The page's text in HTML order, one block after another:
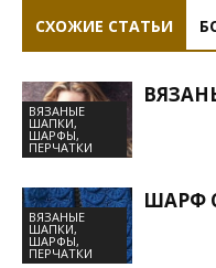
СХОЖИЕ СТАТЬИ
ВЯЗАНЫЕ
ШАПКИ,
ШАРФЫ,
ПЕРЧАТКИ
ВЯЗАНЫЕ
ШАПКИ,
ШАРФЫ,
ПЕРЧАТКИ
ШАРФ